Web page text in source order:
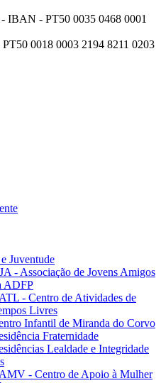
- IBAN - PT50 0035 0468 0001
0018 0003 2194 8211 0203
Juventude
- Associação de Jovens Amigos
ADFP
- Centro de Atividades de
Livres
Infantil de Miranda do Corvo
Fraternidade
Lealdade e Integridade
- Centro de Apoio à Mulher